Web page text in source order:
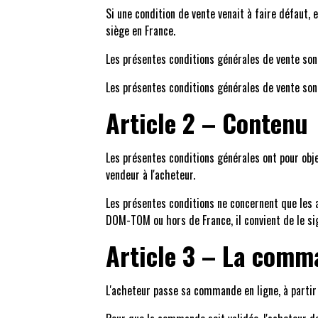
Si une condition de vente venait à faire
siège en France.
Les présentes conditions générales de vente
Les présentes conditions générales de vente
Article 2 – Contenu
Les présentes conditions générales ont pour
vendeur à l'acheteur.
Les présentes conditions ne concernent que
DOM-TOM ou hors de France, il convient de le
Article 3 – La
L'acheteur passe sa commande en ligne, à